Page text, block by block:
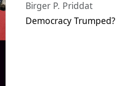
Birger P. Priddat
Democracy Trumped?